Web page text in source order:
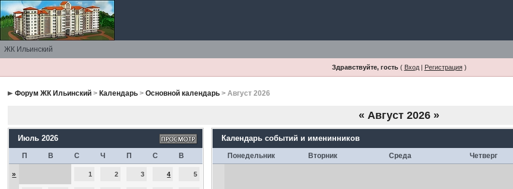
ЖК Ильинский
Здравствуйте, гость( Вход| Регистрация)
Форум ЖК Ильинский > Календарь >Основной календарь > Август 2026
« Август 2026 »
Июль 2026
П В С Ч П С В
» 1 2 3 4 5
Календарь событий и именинников
Понедельник Вторник Среда Четверг